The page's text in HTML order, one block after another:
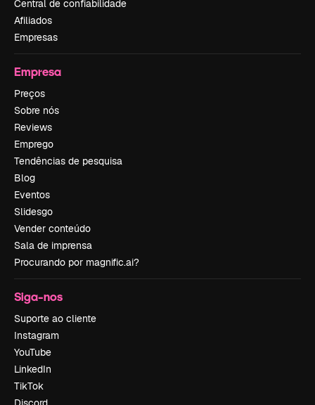
Central de confiabilidade
Afiliados
Empresas
Empresa
Preços
Sobre nós
Reviews
Emprego
Tendências de pesquisa
Blog
Eventos
Slidesgo
Vender conteúdo
Sala de imprensa
Procurando por magnific.ai?
Siga-nos
Suporte ao cliente
Instagram
YouTube
LinkedIn
TikTok